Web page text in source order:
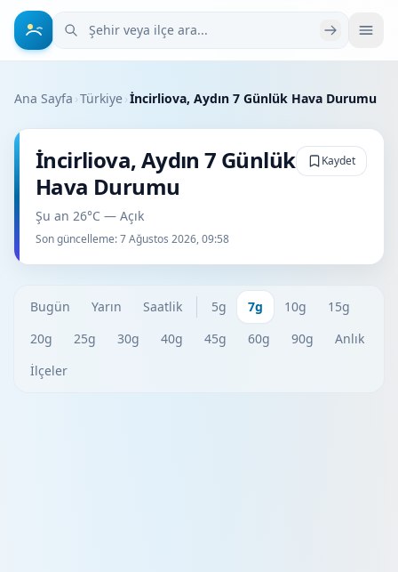
Şehir veya ilçe ara
Ana Sayfa ›Türkiye›İncirliova, Aydın 7 Günlük Hava Durumu
İncirliova, Aydın 7 Günlük
Hava Durumu
Şu an 26°C — Açık
Son güncelleme:7 Ağustos 2026, 09:58
Kaydet
Bugün Yarın Saatlik 5g 7g 10g
15g
20g
25g 30g 40g 45g 60g 90g
Anlık
İlçeler